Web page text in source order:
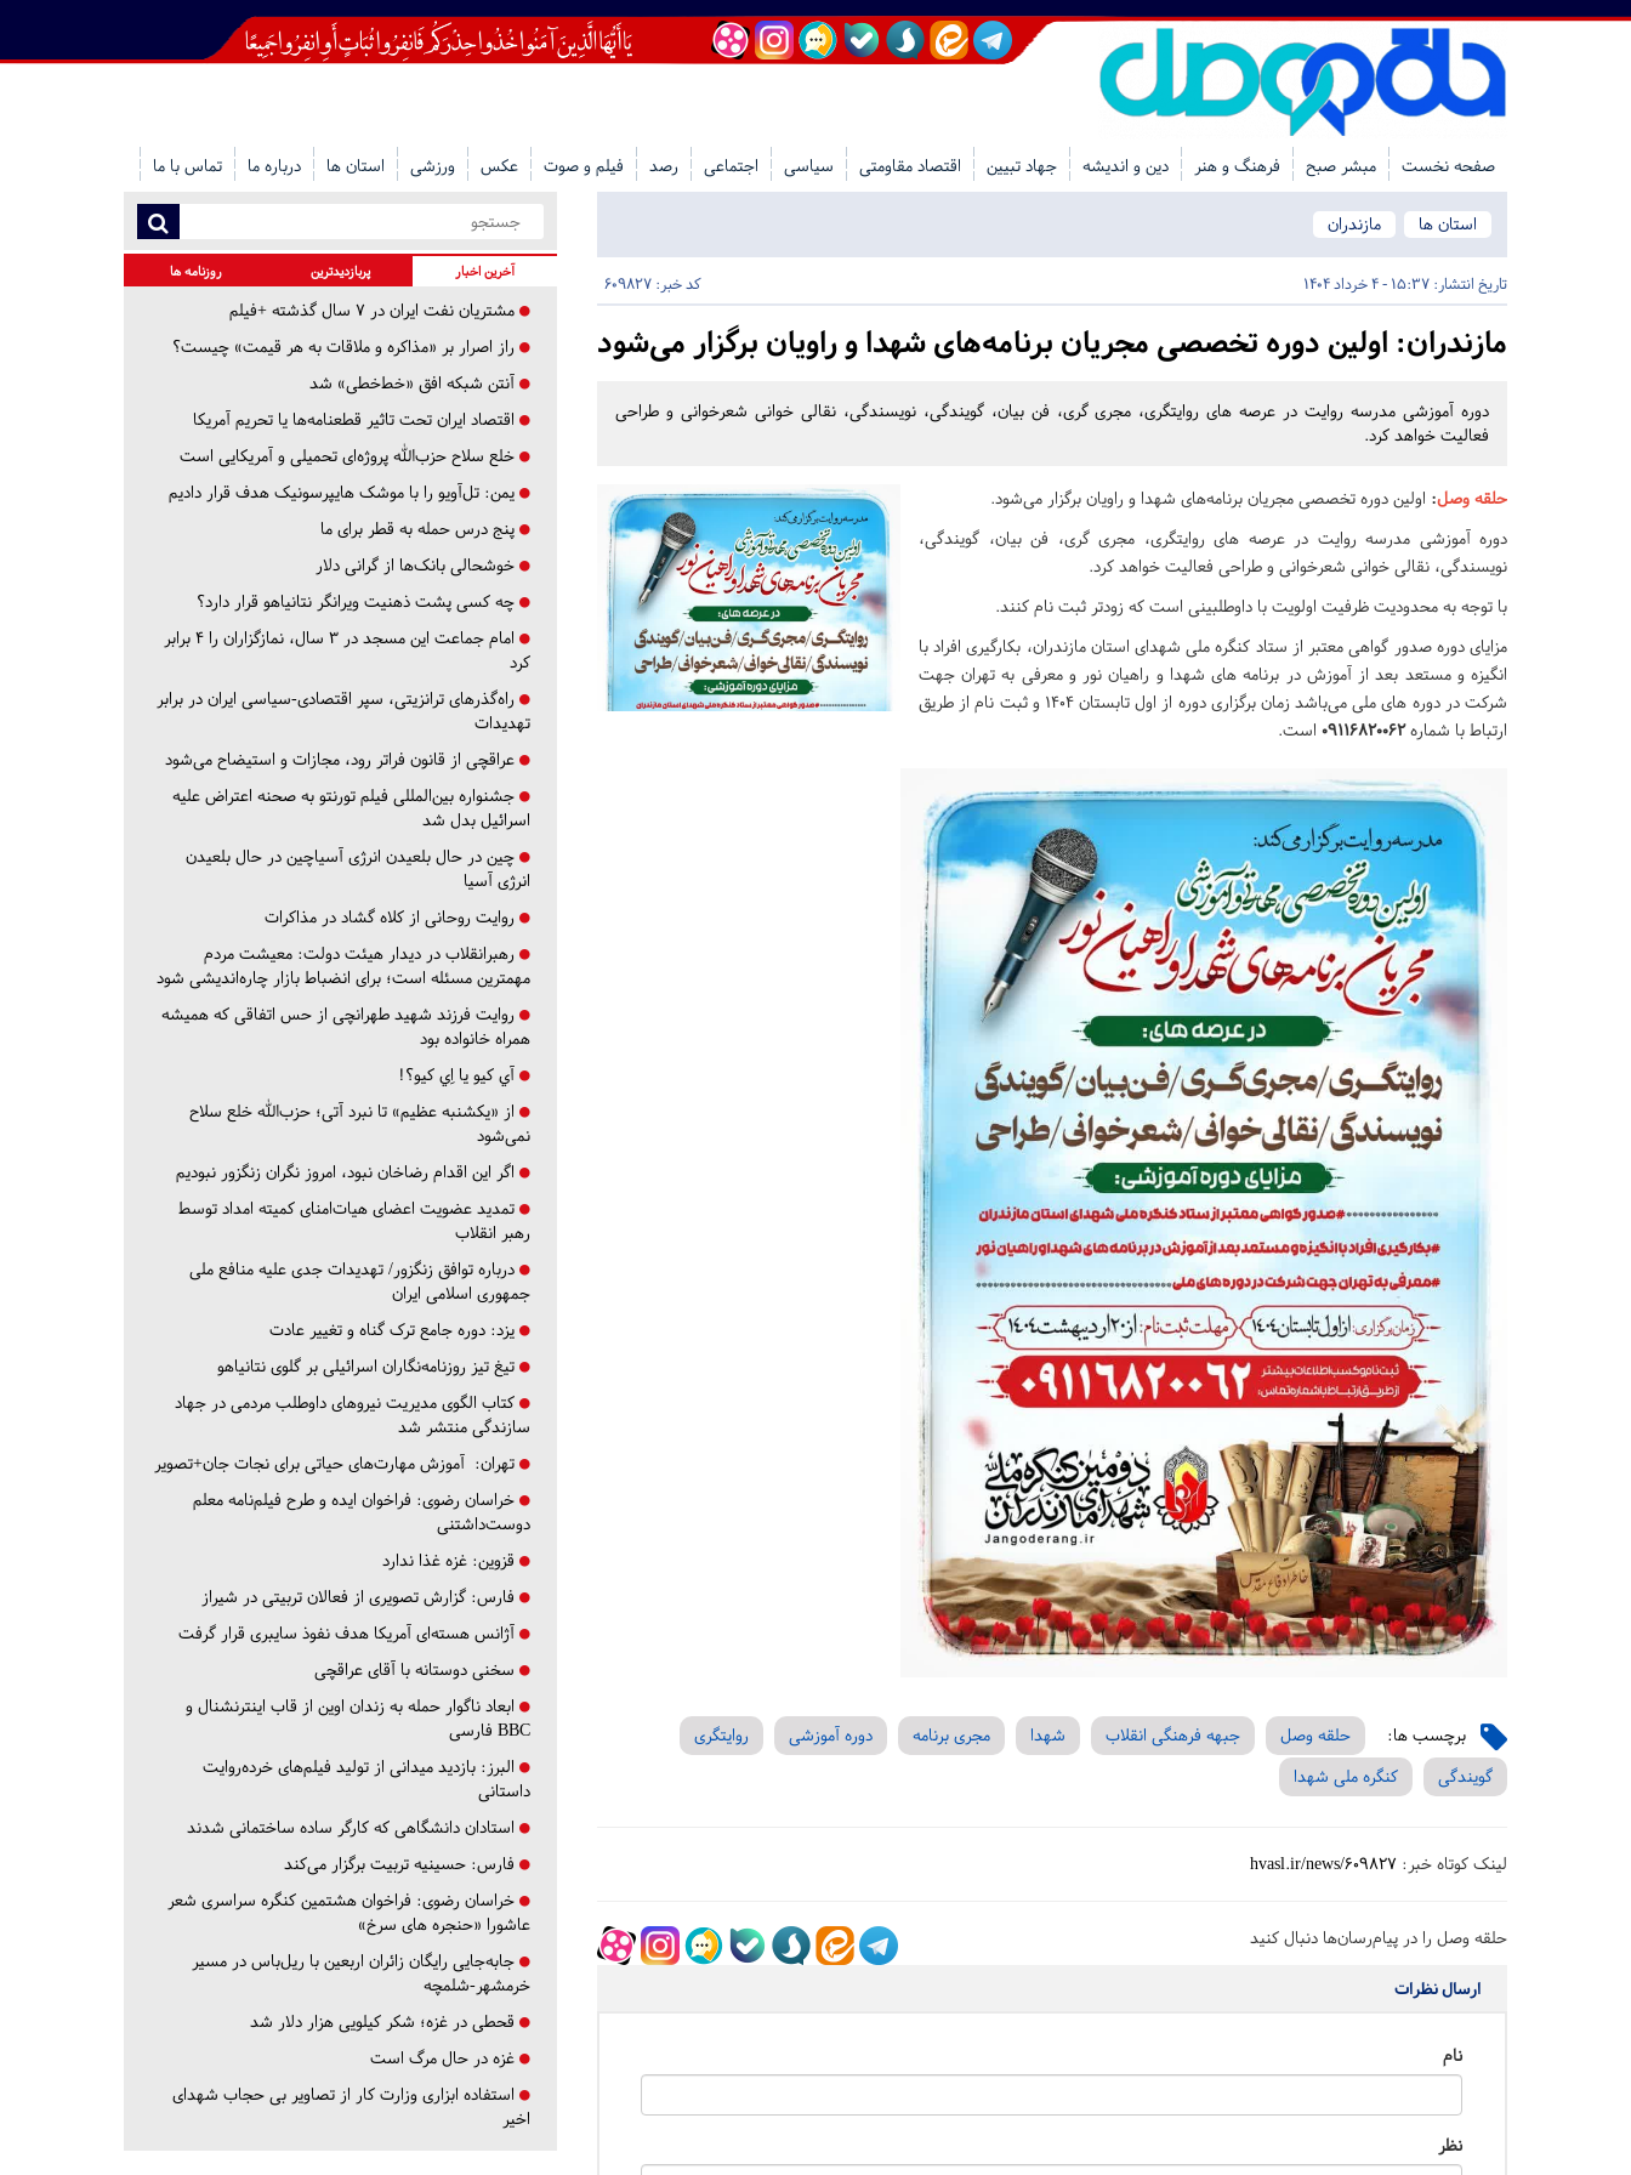
صفحه نخست مبشر صبح فرهنگ و هنر دین و اندیشه جهاد تبیین اقتصاد مقاومتی سیاسی اجتماعی رصد فیلم و صوت عکس ورزشی استان ها درباره ما تماس با ما
استان ها مازندران
تاریخ انتشار: 15:37 - 4 خرداد 1404 کد خبر: 609827
مازندران: اولین دوره تخصصی مجریان برنامه‌های شهدا و راویان برگزار می‌شود
دوره آموزشی مدرسه روایت در عرصه های روایتگری، مجری گری، فن بیان، گویندگی، نویسندگی، نقالی خوانی شعرخوانی و طراحی
فعالیت خواهد کرد.
حلقه وصل: اولین دوره تخصصی مجریان برنامه‌های شهدا و راویان برگزار می‌شود.
دوره آموزشی مدرسه روایت در عرصه های روایتگری، مجری گری، فن بیان، گویندگی،
نویسندگی، نقالی خوانی شعرخوانی و طراحی فعالیت خواهد کرد.
با توجه به محدودیت ظرفیت اولویت با داوطلبینی است که زودتر ثبت نام کنند.
مزایای دوره صدور گواهی معتبر از ستاد کنگره ملی شهدای استان مازندران، بکارگیری افراد با
انگیزه و مستعد بعد از آموزش در برنامه های شهدا و‌ راهیان نور و معرفی به تهران جهت
شرکت در دوره های ملی می‌باشد زمان برگزاری دوره از اول تابستان ۱۴۰۴ و ثبت نام از طریق
ارتباط با شماره09116820062 است.
برچسب ها: حلقه وصل جبهه فرهنگی انقلاب شهدا مجری برنامه دوره آموزشی
روایتگری
گویندگی
کنگره ملی شهدا
لینک کوتاه خبر: hvasl.ir/news/609827
حلقه وصل را در پیام‌رسان‌ها دنبال کنید
ارسال نظرات
نام
نظر
آخرین اخبار پربازدیدترین روزنامه ها
مشتریان نفت ایران در ۷ سال گذشته +فیلم
راز اصرار بر «مذاکره و ملاقات به هر قیمت» چیست؟
آنتن شبکه افق «خط‌خطی» شد
اقتصاد ایران تحت تاثیر قطعنامه‌ها یا تحریم‌ آمریکا
خلع سلاح حزب‌الله پروژه‌ای تحمیلی و آمریکایی است
یمن: تل‌آویو را با موشک هایپرسونیک هدف قرار دادیم
پنج درس‌ حمله به قطر برای ما
خوشحالی بانک‌ها از گرانی دلار
چه کسی پشت ذهنیت ویرانگر نتانیاهو قرار دارد؟
امام جماعت این مسجد در ۳ سال، نمازگزاران را ۴ برابر
کرد
راه‌گذرهای ترانزیتی، سپر اقتصادی-سیاسی ایران در برابر
تهدیدات
عراقچی از قانون فراتر رود، مجازات و استیضاح می‌شود
جشنواره بین‌المللی فیلم تورنتو به صحنه اعتراض علیه
اسرائیل بدل شد
چین در حال بلعیدن انرژی آسیاچین در حال بلعیدن
انرژی آسیا
روایت روحانی از کلاه گشاد در مذاکرات
رهبرانقلاب در دیدار هیئت دولت: معیشت مردم
مهمترین مسئله است؛ برای انضباط بازار چاره‌اندیشی شود
روایت فرزند شهید طهرانچی از حس اتفاقی که همیشه
همراه خانواده بود
آي كيو يا اِي كيو؟!
از «یکشنبه عظیم» تا نبرد آتی؛ حزب‌الله خلع سلاح
نمی‌شود
اگر این اقدام رضاخان نبود، امروز نگران زنگزور نبودیم
تمدید عضویت اعضای هیات‌امنای کمیته امداد توسط
رهبر انقلاب
درباره توافق زنگزور/ تهدیدات جدی علیه منافع ملی
جمهوری اسلامی ایران
یزد: دوره جامع ترک گناه و تغییر عادت
تیغ تیز روزنامه‌نگاران اسرائیلی بر گلوی نتانیاهو
کتاب الگوی مدیریت نیروهای داوطلب مردمی در جهاد
سازندگی منتشر شد
تهران: آموزش مهارت‌های حیاتی برای نجات جان+تصویر
خراسان رضوی: فراخوان ایده و طرح فیلم‌نامه معلم
دوست‌داشتنی
قزوین: غزه غذا ندارد
فارس: گزارش تصویری از فعالان تربیتی در شیراز
آژانس هسته‌ای آمریکا هدف نفوذ سایبری قرار گرفت
سخنی دوستانه با آقای عراقچی
ابعاد ناگوار حمله به زندان اوین از قاب اینترنشنال و
BBC فارسی
البرز: بازدید میدانی از تولید فیلم‌های خرده‌روایت
داستانی
استادان دانشگاهی که کارگر ساده ساختمانی شدند
فارس: حسینیه تربیت برگزار می‌کند
خراسان رضوی: فراخوان هشتمین کنگره سراسری شعر
عاشورا «حنجره های سرخ»
جابه‌جایی رایگان زائران اربعین با ریل‌باس در مسیر
خرمشهر-شلمچه
قحطی در غزه؛ شکر کیلویی هزار دلار شد
غزه در حال مرگ است
استفاده ابزاری وزارت کار از تصاویر بی حجاب شهدای
اخیر